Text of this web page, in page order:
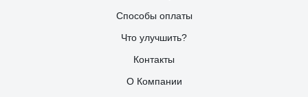
Способы оплаты
Что улучшить?
Контакты
О Компании